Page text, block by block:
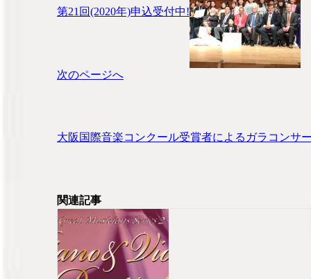
ゲ
第21回(2020年)申込受付中!
次のページへ
大阪国際音楽コンクール受賞者によるガラコンサ
関連記事